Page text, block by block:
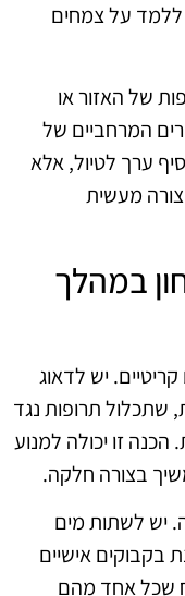
ללמד על צמחים
של האזור או
המרחביים של
ערך לטיול, אלא
מעשית
במהלך
יש לדאוג
שתכלול תרופות נגד
זו יכולה למנוע
בצורה חלקה.
יש לשתות מים
בקבוקים אישיים
שכל אחד מהם